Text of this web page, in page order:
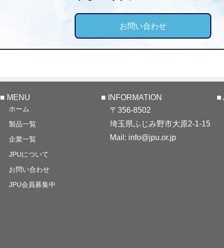
お問い合わせ
■ MENU
ホーム
製品一覧
企業一覧
JPUについて
お問い合わせ
JPU会員募集中
■ INFORMATION
〒356-8502
埼玉県ふじみ野市大原2-1-15
Mail: info@jpu.or.jp
■